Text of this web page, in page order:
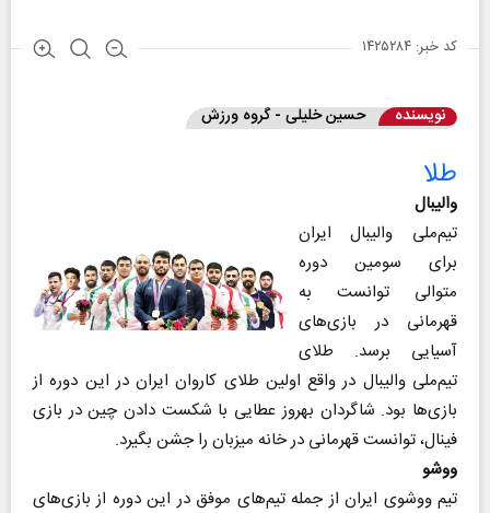
کد خبر: ۱۴۲۵۲۸۴
نویسنده حسین خلیلی - گروه ورزش
طلا
والیبال‌
تیم‌ملی والیبال ایران
برای سومین دوره
متوالی توانست به
قهرمانی در بازی‌های
آسیایی برسد. طلای
تیم‌ملی والیبال در واقع اولین طلای کاروان ایران در این دوره از
بازی‌ها بود. شاگردان بهروز عطایی با شکست دادن چین در بازی
فینال، توانست قهرمانی در خانه میزبان را جشن بگیرد.
ووشو
تیم ووشوی ایران از جمله تیم‌های موفق در این دوره از بازی‌های